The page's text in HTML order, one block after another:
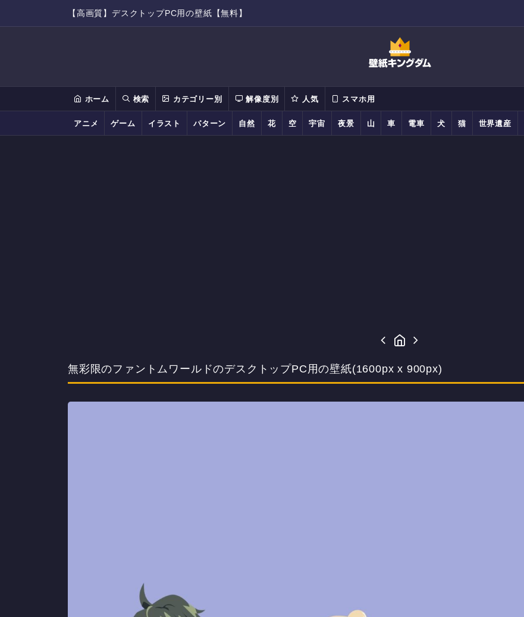
【高画質】デスクトップPC用の壁紙【無料】
ホーム 検索 カテゴリー別 解像度別 人気 スマホ用
アニメ ゲーム イラスト パターン 自然 花 空 宇宙 夜景 山 車 電車 犬 猫 世界遺産
無彩限のファントムワールドのデスクトップPC用の壁紙(1600px x 900px)